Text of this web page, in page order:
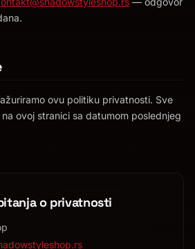
ovu politiku privatnosti. Sve
ovoj stranici sa datumom poslednjeg
o privatnosti